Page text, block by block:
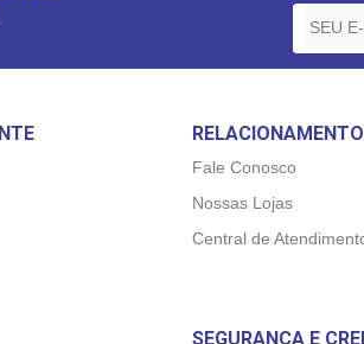
RELACIONAMENTO
Fale Conosco
Nossas Lojas
Central de
SEGURANÇA E